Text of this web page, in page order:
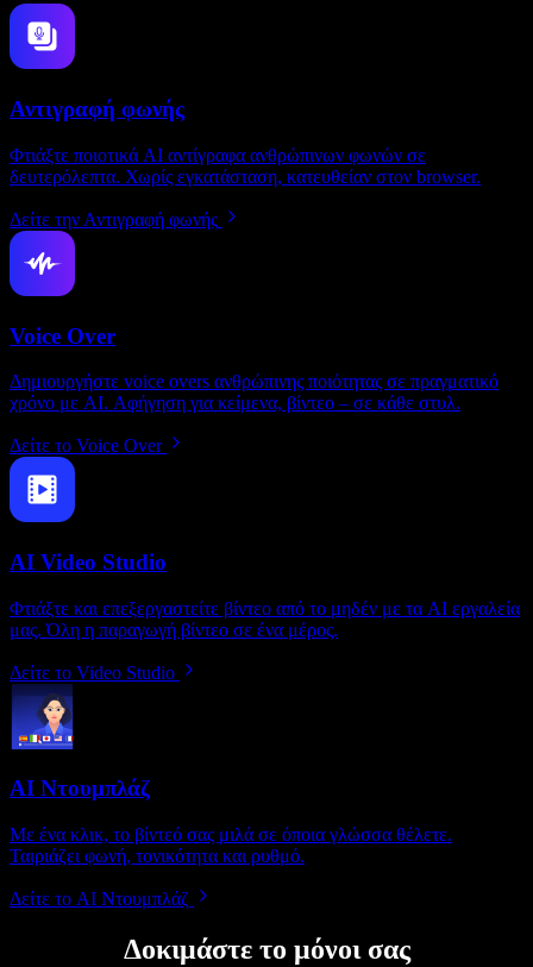
Αντιγραφή φωνής
Φτιάξτε ποιοτικά AI αντίγραφα ανθρώπινων φωνών σε
δευτερόλεπτα. Χωρίς εγκατάσταση, κατευθείαν στον browser.
Δείτε την Αντιγραφή φωνής
Voice Over
Δημιουργήστε voice overs ανθρώπινης ποιότητας σε πραγματικό
χρόνο με AI. Αφήγηση για κείμενα, βίντεο – σε κάθε στυλ.
Δείτε το Voice Over
AI Video Studio
Φτιάξτε και επεξεργαστείτε βίντεο από το μηδέν με τα AI εργαλεία
μας. Όλη η παραγωγή βίντεο σε ένα μέρος.
Δείτε το Video Studio
AI Ντουμπλάζ
Με ένα κλικ, το βίντεό σας μιλά σε όποια γλώσσα θέλετε.
Ταιριάζει φωνή, τονικότητα και ρυθμό.
Δείτε το AI Ντουμπλάζ
Δοκιμάστε το μόνοι σας